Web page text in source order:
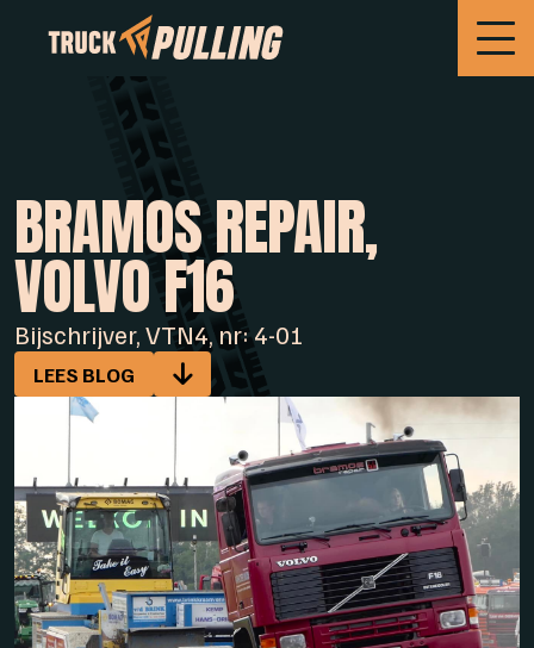
BRAMOS REPAIR,
VOLVO F16
Bijschrijver, VTN4, nr: 4-01
LEES BLOG